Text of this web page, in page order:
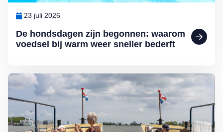
De hondsdagen zijn begonnen: waarom
voedsel bij warm weer sneller bederft
23 juli 2026
Lees meer over 4 leuke uitjes voor deze zomer